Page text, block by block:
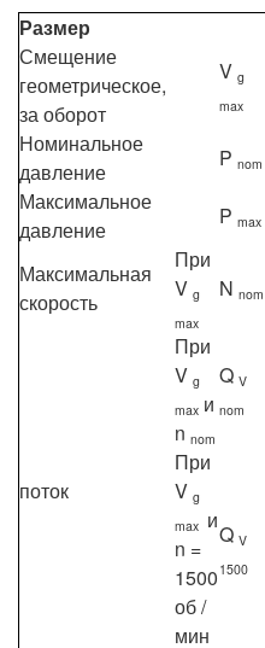
Размер
Смещение
геометрическое,
за оборот
V g
max
Номинальное
давление
P nom
Максимальное
давление
P max
Максимальная
скорость
При
V g
max
N nom
поток
При
V g
max и
n nom
Q V
nom
При
V g
max и
n =
1500
об /
мин
Q V
1500